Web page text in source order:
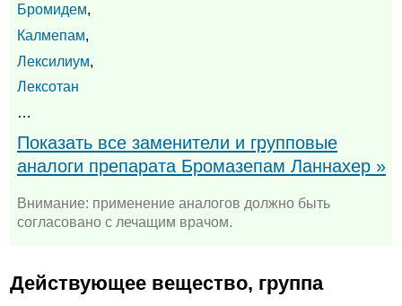
Бромидем,
Калмепам,
Лексилиум,
Лексотан
…
Показать все заменители и групповые
аналоги препарата Бромазепам Ланнахер »
Внимание: применение аналогов должно быть
согласовано с лечащим врачом.
Действующее вещество, группа